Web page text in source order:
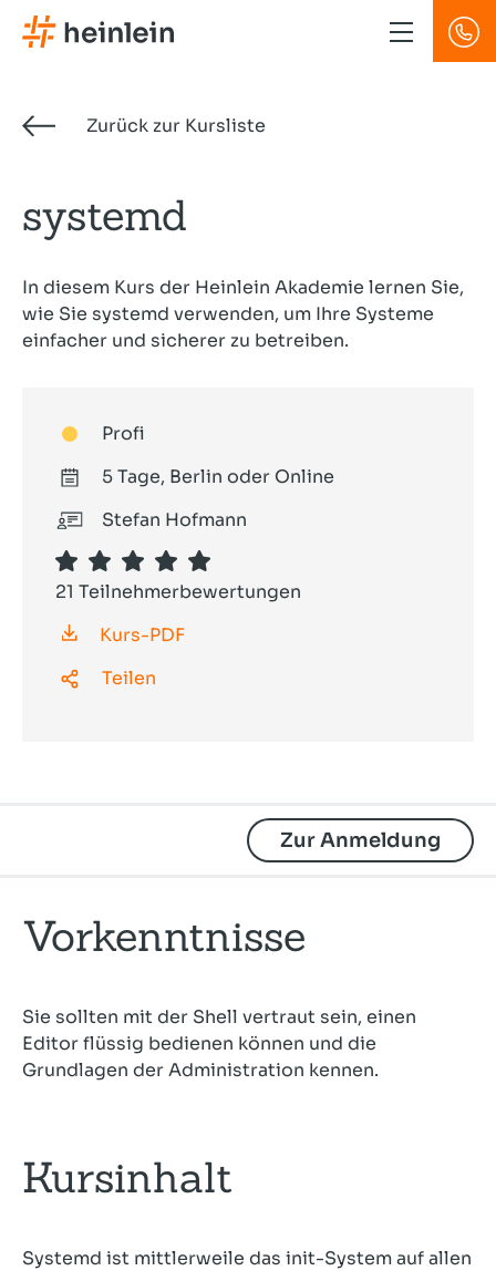
Direkt
zum
Zurück zur Kursliste
systemd
In diesem Kurs der Heinlein Akademie lernen Sie,
wie Sie systemd verwenden, um Ihre Systeme
einfacher und sicherer zu betreiben.
Profi
5 Tage, Berlin oder Online
Stefan Hofmann
21 Teilnehmerbewertungen
Kurs-PDF
Teilen
Zur Anmeldung
Vorkenntnisse
Sie sollten mit der Shell vertraut sein, einen
Editor flüssig bedienen können und die
Grundlagen der Administration kennen.
Kursinhalt
Systemd ist mittlerweile das init-System auf allen